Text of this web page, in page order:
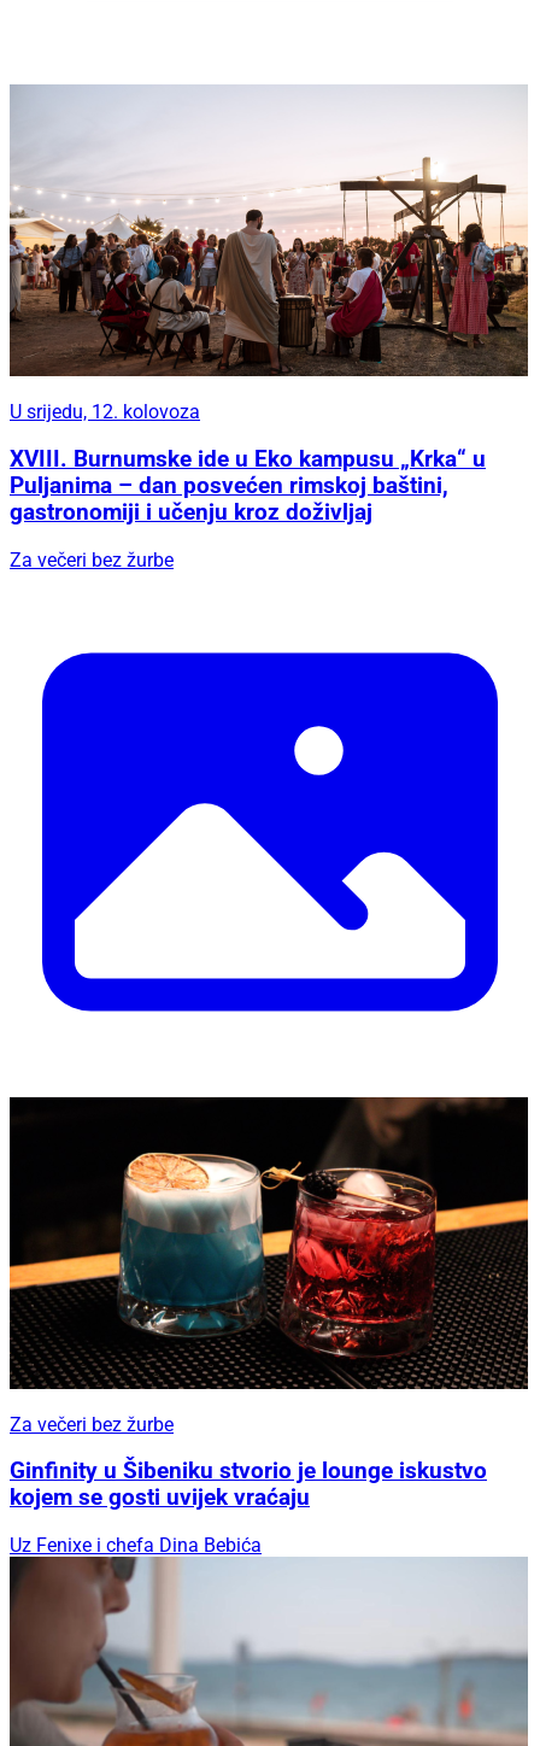
U srijedu, 12. kolovoza
XVIII. Burnumske ide u Eko kampusu „Krka“ u
Puljanima – dan posvećen rimskoj baštini,
gastronomiji i učenju kroz doživljaj
Za večeri bez žurbe
Za večeri bez žurbe
Ginfinity u Šibeniku stvorio je lounge iskustvo
kojem se gosti uvijek vraćaju
Uz Fenixe i chefa Dina Bebića